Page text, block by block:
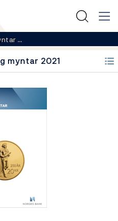
…
myntar 2021